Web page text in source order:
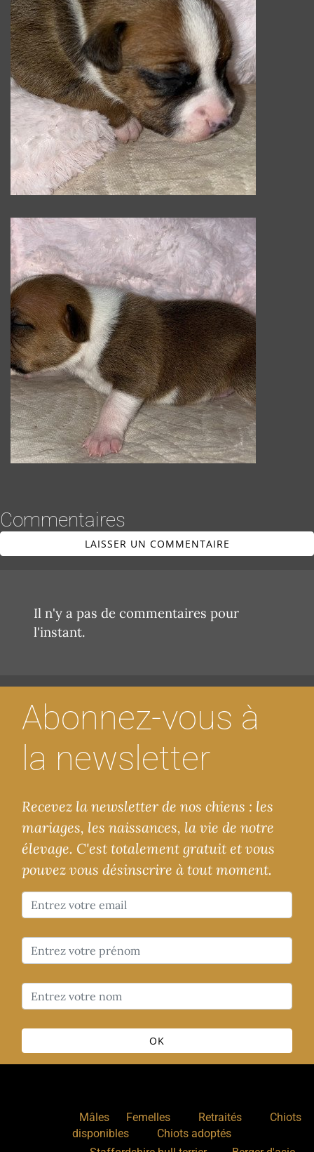
Commentaires
LAISSER UN COMMENTAIRE
Il n'y a pas de commentaires pour
l'instant.
Abonnez-vous à
la newsletter
Recevez la newsletter de nos chiens : les
mariages, les naissances, la vie de notre
élevage. C'est totalement gratuit et vous
pouvez vous désinscrire à tout moment.
OK
Mâles, Femelles Retraités
Chiots
disponibles
Chiots adoptés